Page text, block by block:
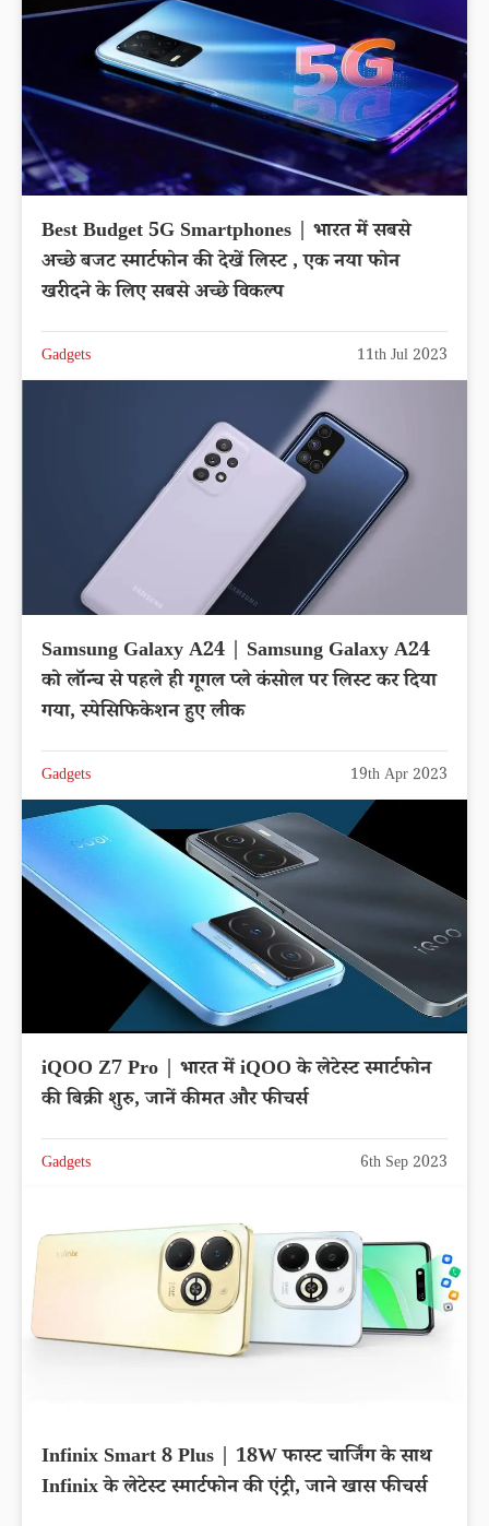
Best Budget 5G Smartphones | भारत में सबसे
अच्छे बजट स्मार्टफोन की देखें लिस्ट , एक नया फोन
खरीदने के लिए सबसे अच्छे विकल्प
Gadgets 11th Jul 2023
Samsung Galaxy A24 | Samsung Galaxy A24
को लॉन्च से पहले ही गूगल प्ले कंसोल पर लिस्ट कर दिया
गया, स्पेसिफिकेशन हुए लीक
Gadgets 19th Apr 2023
iQOO Z7 Pro | भारत में iQOO के लेटेस्ट स्मार्टफोन
की बिक्री शुरु, जानें कीमत और फीचर्स
Gadgets 6th Sep 2023
Infinix Smart 8 Plus | 18W फास्ट चार्जिंग के साथ
Infinix के लेटेस्ट स्मार्टफोन की एंट्री, जाने खास फीचर्स